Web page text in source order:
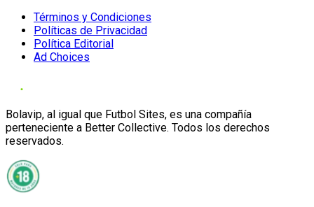
Términos y Condiciones
Políticas de Privacidad
Política Editorial
Ad Choices
Bolavip, al igual que Futbol Sites, es una compañía
perteneciente a Better Collective. Todos los derechos
reservados.